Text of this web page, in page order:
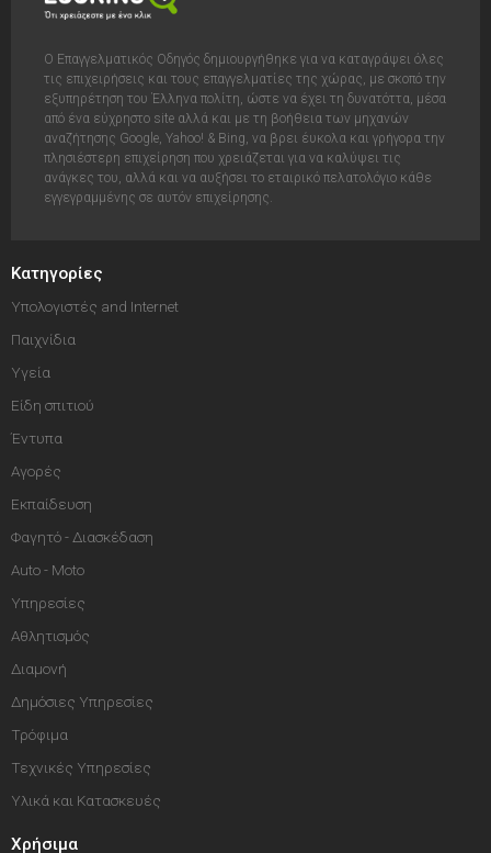
Ο Επαγγελματικός Οδηγός δημιουργήθηκε για να καταγράψει όλες
τις επιχειρήσεις και τους επαγγελματίες της χώρας, με σκοπό την
εξυπηρέτηση του Έλληνα πολίτη, ώστε να έχει τη δυνατόττα, μέσα
από ένα εύχρηστο site αλλά και με τη βοήθεια των μηχανών
αναζήτησης Google, Yahoo! & Bing, να βρει έυκολα και γρήγορα την
πλησιέστερη επιχείρηση που χρειάζεται για να καλύψει τις
ανάγκες του, αλλά και να αυξήσει το εταιρικό πελατολόγιο κάθε
εγγεγραμμένης σε αυτόν επιχείρησης.
Κατηγορίες
Υπολογιστές and Internet
Παιχνίδια
Υγεία
Είδη σπιτιού
Έντυπα
Αγορές
Εκπαίδευση
Φαγητό - Διασκέδαση
Auto - Moto
Υπηρεσίες
Αθλητισμός
Διαμονή
Δημόσιες Υπηρεσίες
Τρόφιμα
Τεχνικές Υπηρεσίες
Υλικά και Κατασκευές
Χρήσιμα